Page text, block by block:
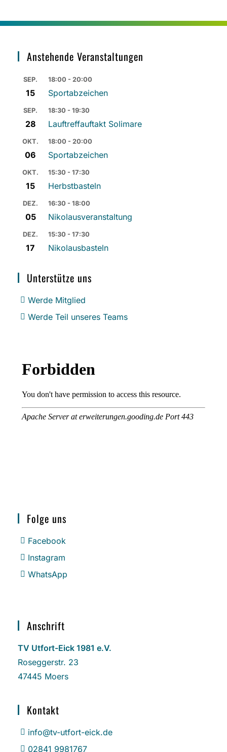
Anstehende Veranstaltungen
SEP.
15
18:00 - 20:00
Sportabzeichen
SEP.
28
18:30 - 19:30
Lauftreffauftakt Solimare
OKT.
06
18:00 - 20:00
Sportabzeichen
OKT.
15
15:30 - 17:30
Herbstbasteln
DEZ.
05
16:30 - 18:00
Nikolausveranstaltung
DEZ.
17
15:30 - 17:30
Nikolausbasteln
Unterstütze uns
Werde Mitglied
Werde Teil unseres Teams
Folge uns
Facebook
Instagram
WhatsApp
Anschrift
TV Utfort-Eick 1981 e.V.
Roseggerstr. 23
47445 Moers
Kontakt
info@tv-utfort-eick.de
02841 9981767